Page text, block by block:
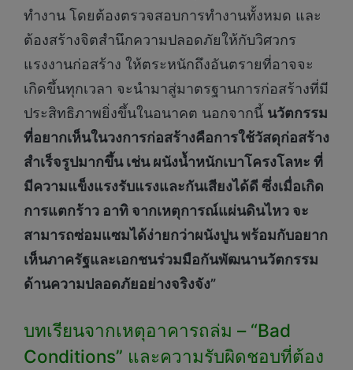
ทำงาน โดยต้องตรวจสอบการทำงานทั้งหมด และ
ต้องสร้างจิตสำนึกความปลอดภัยให้กับวิศวกร
แรงงานก่อสร้าง ให้ตระหนักถึงอันตรายที่อาจจะ
เกิดขึ้นทุกเวลา จะนำมาสู่มาตรฐานการก่อสร้างที่มี
ประสิทธิภาพยิ่งขึ้นในอนาคต นอกจากนี้ นวัตกรรม
ที่อยากเห็นในวงการก่อสร้างคือการใช้วัสดุก่อสร้าง
สำเร็จรูปมากขึ้น เช่น ผนังน้ำหนักเบาโครงโลหะ ที่
มีความแข็งแรงรับแรงและกันเสียงได้ดี ซึ่งเมื่อเกิด
การแตกร้าว อาทิ จากเหตุการณ์แผ่นดินไหว จะ
สามารถซ่อมแซมได้ง่ายกว่าผนังปูนพร้อมกับอยาก
เห็นภาครัฐและเอกชนร่วมมือกันพัฒนานวัตกรรม
ด้านความปลอดภัยอย่างจริงจัง”
บทเรียนจากเหตุอาคารถล่ม – “Bad
Conditions” และความรับผิดชอบที่ต้อง